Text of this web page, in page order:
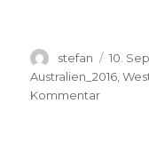
Autor
stefan
am
10.
Australien_2016 ,
Kommentarzu